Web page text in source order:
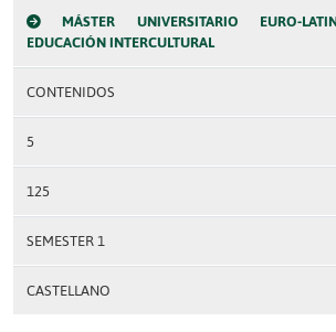
MÁSTER UNIVERSITARIO EURO-
EDUCACIÓN INTERCULTURAL
CONTENIDOS
5
125
SEMESTER 1
CASTELLANO